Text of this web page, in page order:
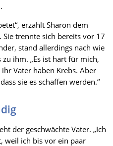
erzählt Sharon dem
Sie trennte sich bereits vor 17
stand allerdings nach wie
ihm. „Es ist hart für mich,
Vater haben Krebs. Aber
sie es schaffen werden.“
der geschwächte Vater. „Ich
weil ich bis vor ein paar